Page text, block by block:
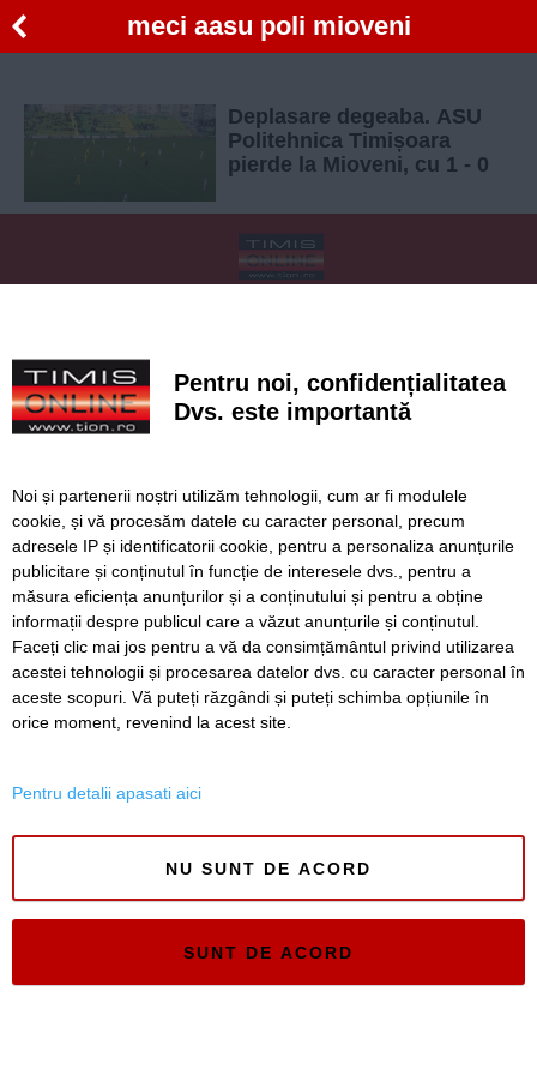
meci aasu poli mioveni
Deplasare degeaba. ASU
Politehnica Timișoara
pierde la Mioveni, cu 1 - 0
Politica de confidentialitate
Regulament postare și moderare comentarii
Timiș Online
ISSN 3008-2323
ISSN-L 3008-2323
Pentru noi, confidențialitatea
Dvs. este importantă
Noi și partenerii noștri utilizăm tehnologii, cum ar fi modulele
cookie, și vă procesăm datele cu caracter personal, precum
adresele IP și identificatorii cookie, pentru a personaliza anunțurile
publicitare și conținutul în funcție de interesele dvs., pentru a
măsura eficiența anunțurilor și a conținutului și pentru a obține
informații despre publicul care a văzut anunțurile și conținutul.
Faceți clic mai jos pentru a vă da consimțământul privind utilizarea
acestei tehnologii și procesarea datelor dvs. cu caracter personal în
aceste scopuri. Vă puteți răzgândi și puteți schimba opțiunile în
orice moment, revenind la acest site.
Pentru detalii apasati aici
NU SUNT DE ACORD
SUNT DE ACORD